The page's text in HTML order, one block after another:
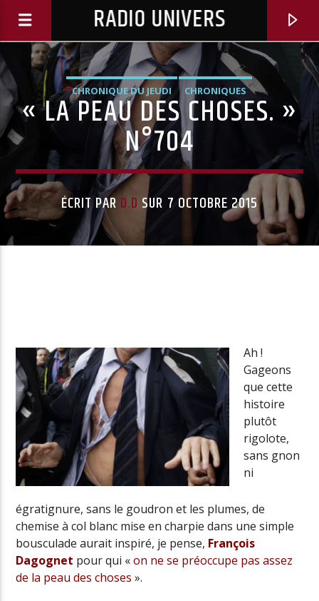
RADIO UNIVERS
Radio Univers
CHRONIQUE DU JEUDI CHRONIQUES
« LA PEAU DES CHOSES. »
N°704
ÉCRIT PAR D.D SUR 7 OCTOBRE 2015
Ah !
Gageons
que cette
histoire
plutôt
rigolote,
sans gnon
ni
égratignure, sans le goudron et les plumes, de
chemise à col blanc mise en charpie dans une simple
bousculade aurait inspiré, je pense, François
Dagognet pour qui «on ne se préoccupe pas assez
de la peau des choses ».